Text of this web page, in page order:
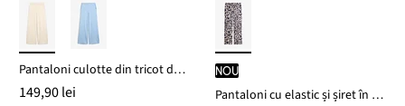
Pantaloni culotte din tricot de vară
149,90 lei
nou
Pantaloni cu elastic și șiret în talie din viscoză fluidă